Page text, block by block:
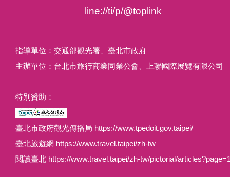
line://ti/p/@toplink
指導單位：交通部觀光署、臺北市政府
主辦單位：台北市旅行商業同業公會、上聯國際展覽有限公司
特別贊助：
臺北市政府觀光傳播局 https://www.tpedoit.gov.taipei/
臺北旅遊網 https://www.travel.taipei/zh-tw
閱讀臺北 https://www.travel.taipei/zh-tw/pictorial/